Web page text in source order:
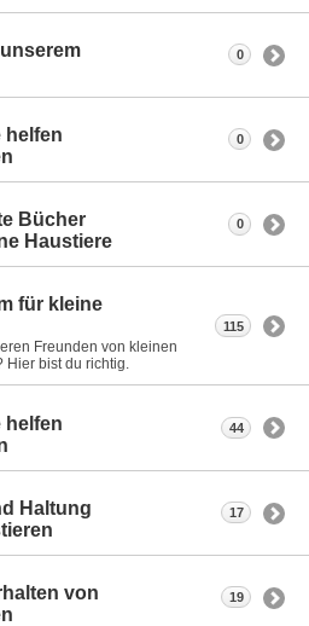
0
helfen
0
Bücher
Haustiere
0
für kleine
Freunden von kleinen
Hier bist du richtig.
115
helfen
44
Haltung
17
von
19